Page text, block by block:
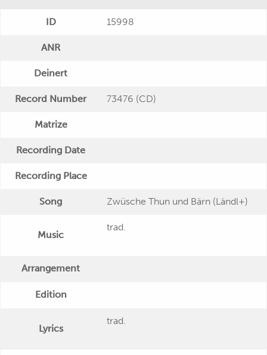
ID 15998
ANR
Deinert
Record Number 73476 (CD)
Matrize
Recording Date
Recording Place
Song Zwüsche Thun und Bärn (Ländl+)
Music
trad.
Arrangement
Edition
Lyrics
trad.